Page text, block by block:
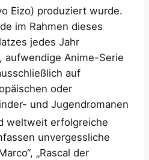
Eizo) produziert wurde.
im Rahmen dieses
jedes Jahr
aufwendige Anime-Serie
auf
oder
und Jugendromanen
weltweit erfolgreiche
unvergessliche
„Rascal der